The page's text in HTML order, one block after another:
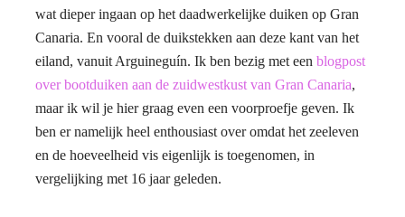
wat dieper ingaan op het daadwerkelijke duiken op Gran
Canaria. En vooral de duikstekken aan deze kant van het
eiland, vanuit Arguineguín. Ik ben bezig met een blogpost
over bootduiken aan de zuidwestkust van Gran Canaria,
maar ik wil je hier graag even een voorproefje geven. Ik
ben er namelijk heel enthousiast over omdat het zeeleven
en de hoeveelheid vis eigenlijk is toegenomen, in
vergelijking met 16 jaar geleden.